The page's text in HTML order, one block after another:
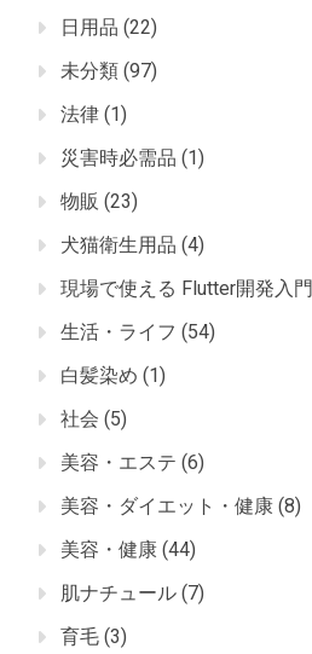
日用品 (22)
未分類 (97)
法律 (1)
災害時必需品 (1)
物販 (23)
犬猫衛生用品 (4)
現場で使える Flutter開発入門
生活・ライフ (54)
白髪染め (1)
社会 (5)
美容・エステ (6)
美容・ダイエット・健康 (8)
美容・健康 (44)
肌ナチュール (7)
育毛 (3)